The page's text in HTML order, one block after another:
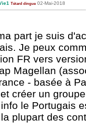
Tétard dingue 02-Mai-2018
part je suis
Je peux
FR vers
Magellan
- basée à
créer un
le Portugais
plupart des